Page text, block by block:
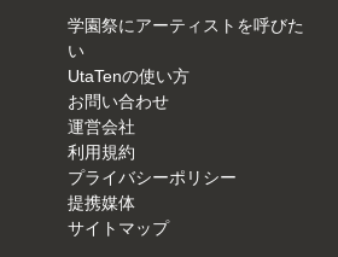
学園祭にアーティストを呼びた
い
UtaTenの使い方
お問い合わせ
運営会社
利用規約
プライバシーポリシー
提携媒体
サイトマップ